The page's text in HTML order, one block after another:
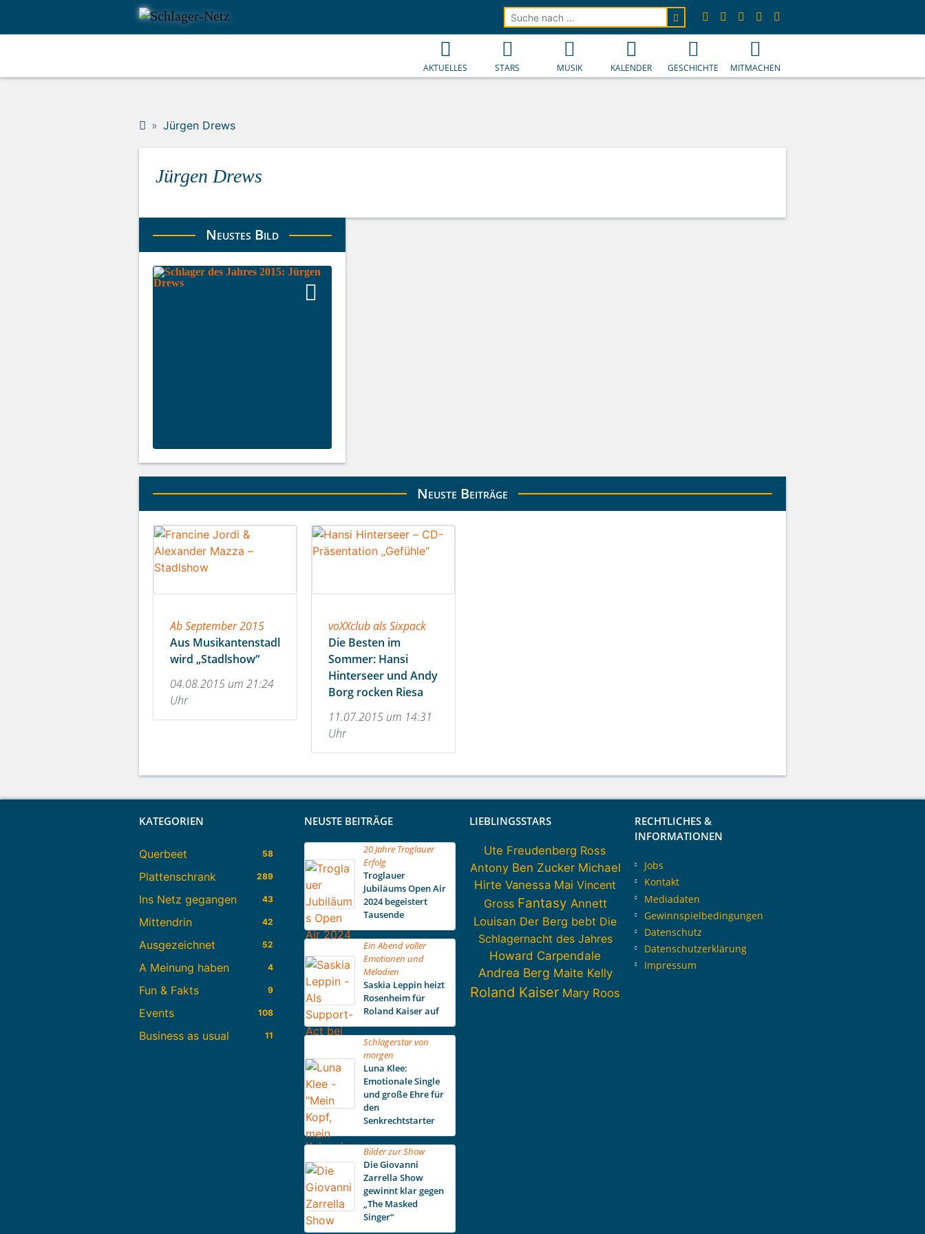
Jürgen Drews
Jürgen Drews
Neustes Bild
Neuste Beiträge
Ab September 2015
Aus Musikantenstadl
wird „Stadlshow“
04.08.2015 um 21:24
Uhr
voXXclub als Sixpack
Die Besten im
Sommer: Hansi
Hinterseer und Andy
Borg rocken Riesa
11.07.2015 um 14:31
Uhr
AKTUELLES STARS MUSIK KALENDER GESCHICHTE MITMACHEN
KATEGORIEN
Querbeet 58
Plattenschrank 289
Ins Netz gegangen 43
Mittendrin 42
Ausgezeichnet 52
A Meinung haben 4
Fun & Fakts 9
Events 108
Business as usual 11
NEUSTE BEITRÄGE
20 Jahre Troglauer
Erfolg
Troglauer
Jubiläums Open Air
2024 begeistert
Tausende
Ein Abend voller
Emotionen und
Melodien
Saskia Leppin heizt
Rosenheim für
Roland Kaiser auf
Schlagerstar von
morgen
Luna Klee:
Emotionale Single
und große Ehre für
den
Senkrechtstarter
Bilder zur Show
Die Giovanni
Zarrella Show
gewinnt klar gegen
„The Masked
Singer“
LIEBLINGSSTARS
Ute Freudenberg Ross
Antony Ben Zucker Michael
Hirte Vanessa Mai Vincent
Gross Fantasy Annett
Louisan Der Berg bebt Die
Schlagernacht des Jahres
Howard Carpendale
Andrea Berg Maite Kelly
Roland Kaiser Mary Roos
RECHTLICHES &
INFORMATIONEN
Jobs
Kontakt
Mediadaten
Gewinnspielbedingungen
Datenschutz
Datenschutzerklärung
Impressum